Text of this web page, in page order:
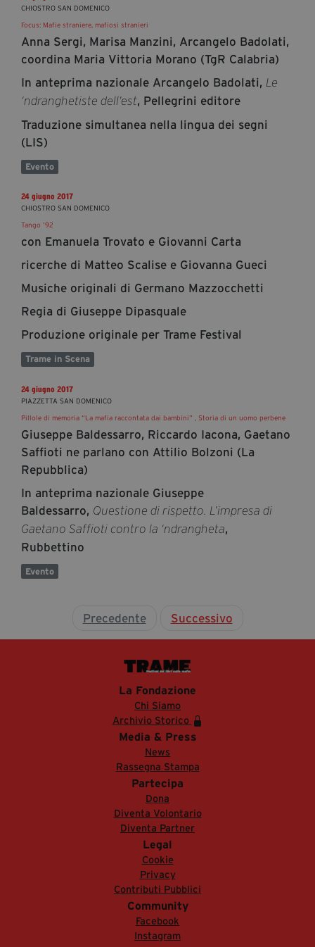
CHIOSTRO SAN DOMENICO
Focus: Mafie straniere, mafiosi stranieri
Anna Sergi, Marisa Manzini, Arcangelo Badolati,
coordina Maria Vittoria Morano (TgR Calabria)
In anteprima nazionale Arcangelo Badolati, Le
‘ndranghetiste dell’est, Pellegrini editore
Traduzione simultanea nella lingua dei segni
(LIS)
Evento
24 giugno 2017
CHIOSTRO SAN DOMENICO
Tango ’92
con Emanuela Trovato e Giovanni Carta
ricerche di Matteo Scalise e Giovanna Gueci
Musiche originali di Germano Mazzocchetti
Regia di Giuseppe Dipasquale
Produzione originale per Trame Festival
Trame in Scena
24 giugno 2017
PIAZZETTA SAN DOMENICO
Pillole di memoria “La mafia raccontata dai bambini” , Storia di un uomo perbene
Giuseppe Baldessarro, Riccardo Iacona, Gaetano
Saffioti ne parlano con Attilio Bolzoni (La
Repubblica)
In anteprima nazionale Giuseppe
Baldessarro, Questione di rispetto. L’impresa di
Gaetano Saffioti contro la ‘ndrangheta,
Rubbettino
Evento
Precedente Successivo
La Fondazione
Chi Siamo
Archivio Storico
Media & Press
News
Rassegna Stampa
Partecipa
Dona
Diventa Volontario
Diventa Partner
Legal
Cookie
Privacy
Contributi Pubblici
Community
Facebook
Instagram